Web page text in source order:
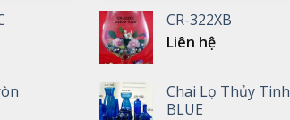
CR-322XB
Liên hệ
Chai Lọ Thủy Tinh
BLUE